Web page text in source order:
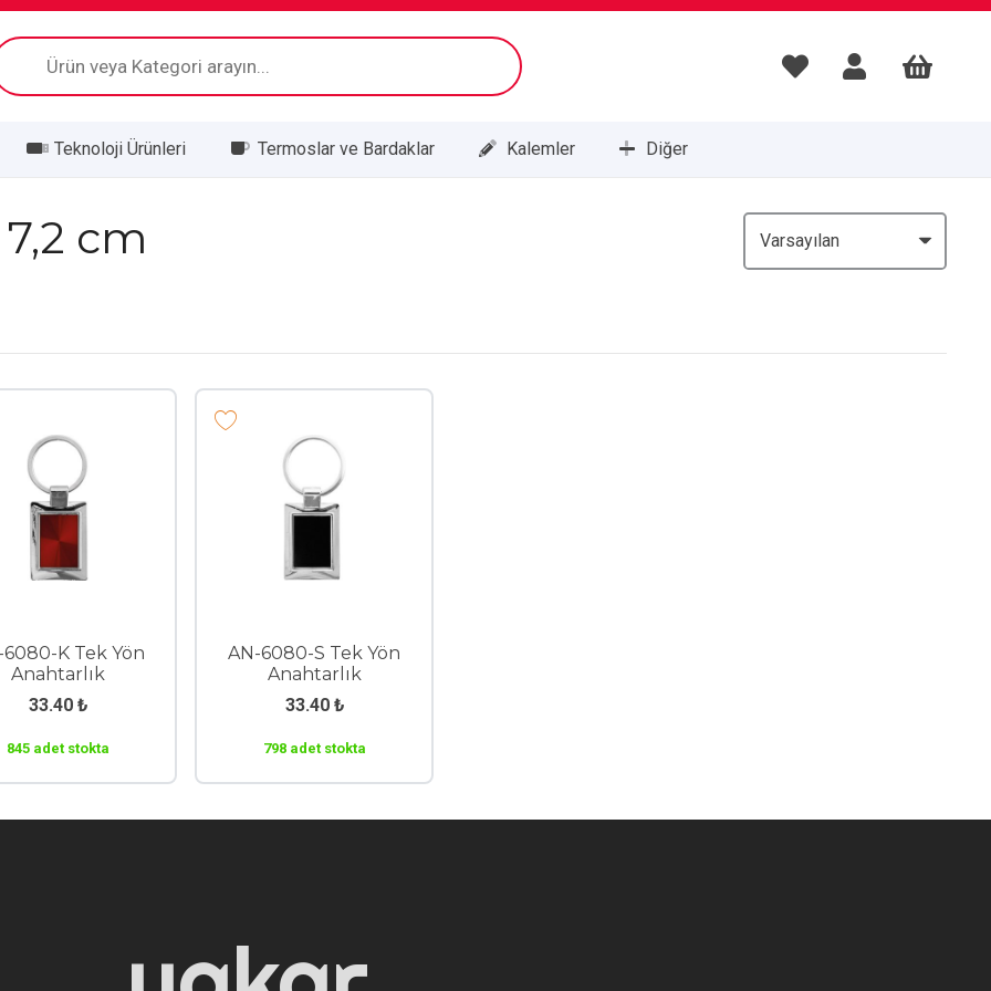
Teknoloji Ürünleri Termoslar ve Bardaklar Kalemler Diğer
cm
6080-K Tek Yön
Anahtarlık
33.40 ₺
845 adet stokta
AN-6080-S Tek Yön
Anahtarlık
33.40 ₺
798 adet stokta